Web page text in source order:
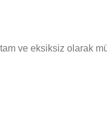
ve eksiksiz olarak